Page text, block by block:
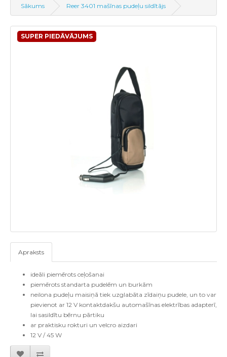
Sākums Reer 3401 mašīnas pudeļu sildītājs
SUPER PIEDĀVĀJUMS
Apraksts
ideāli piemērots ceļošanai
piemērots standarta pudelēm un burkām
neilona pudeļu maisiņā tiek uzglabāta zīdaiņu pudele, un to var
pievienot ar 12 V kontaktdakšu automašīnas elektrības adapterī,
lai sasildītu bērnu pārtiku
ar praktisku rokturi un velcro aizdari
12 V / 45 W